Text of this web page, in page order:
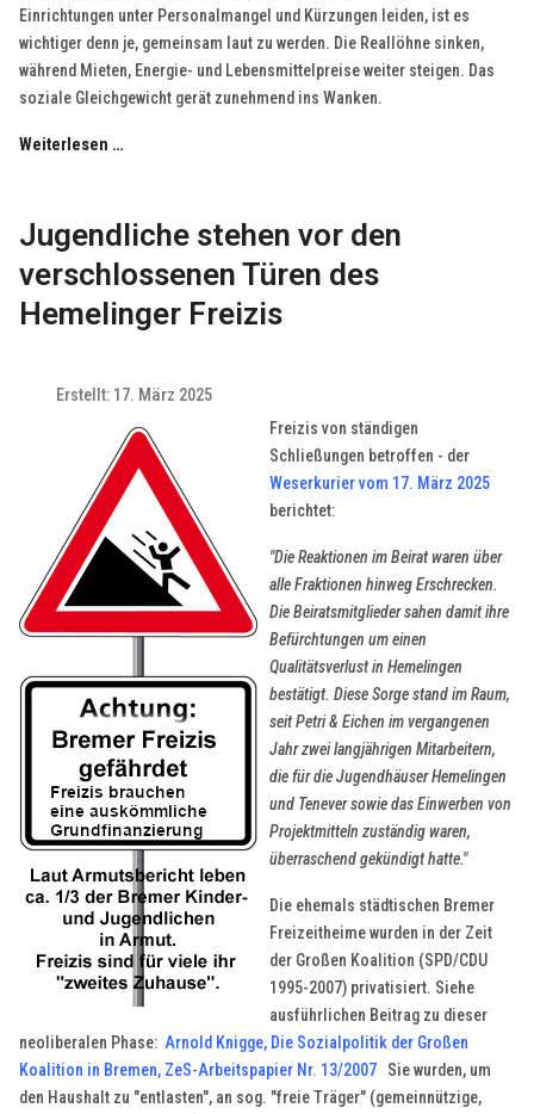
Einrichtungen unter Personalmangel und Kürzungen leiden, ist es
wichtiger denn je, gemeinsam laut zu werden. Die Reallöhne sinken,
während Mieten, Energie- und Lebensmittelpreise weiter steigen. Das
soziale Gleichgewicht gerät zunehmend ins Wanken.
Weiterlesen …
Jugendliche stehen vor den
verschlossenen Türen des
Hemelinger Freizis
Erstellt: 17. März 2025
Freizis von ständigen
Schließungen betroffen - der
Weserkurier vom 17. März 2025
berichtet:
"Die Reaktionen im Beirat waren über
alle Fraktionen hinweg Erschrecken.
Die Beiratsmitglieder sahen damit ihre
Befürchtungen um einen
Qualitätsverlust in Hemelingen
bestätigt. Diese Sorge stand im Raum,
seit Petri & Eichen im vergangenen
Jahr zwei langjährigen Mitarbeitern,
die für die Jugendhäuser Hemelingen
und Tenever sowie das Einwerben von
Projektmitteln zuständig waren,
überraschend gekündigt hatte."
Die ehemals städtischen Bremer
Freizeitheime wurden in der Zeit
der Großen Koalition (SPD/CDU
1995-2007) privatisiert. Siehe
ausführlichen Beitrag zu dieser
neoliberalen Phase:Arnold Knigge, Die Sozialpolitik der Großen
Koalition in Bremen, ZeS-Arbeitspapier Nr. 13/2007 Sie wurden, um
den Haushalt zu "entlasten", an sog. "freie Träger" (gemeinnützige,